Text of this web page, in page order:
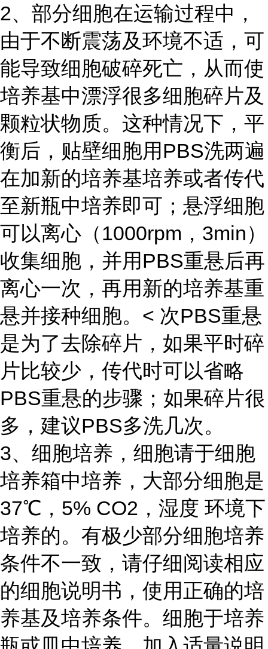
2、部分细胞在运输过程中，
由于不断震荡及环境不适，可
能导致细胞破碎死亡，从而使
培养基中漂浮很多细胞碎片及
颗粒状物质。这种情况下，平
衡后，贴壁细胞用PBS洗两遍
在加新的培养基培养或者传代
至新瓶中培养即可；悬浮细胞
可以离心（1000rpm，3min）
收集细胞，并用PBS重悬后再
离心一次，再用新的培养基重
悬并接种细胞。< 次PBS重悬
是为了去除碎片，如果平时碎
片比较少，传代时可以省略
PBS重悬的步骤；如果碎片很
多，建议PBS多洗几次。
3、细胞培养，细胞请于细胞
培养箱中培养，大部分细胞是
37℃，5% CO2，湿度 环境下
培养的。有极少部分细胞培养
条件不一致，请仔细阅读相应
的细胞说明书，使用正确的培
养基及培养条件。细胞于培养